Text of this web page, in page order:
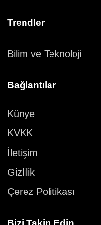
Trendler
Bilim ve Teknoloji
Bağlantılar
Künye
KVKK
İletişim
Gizlilik
Çerez Politikası
Bizi Takip Edin